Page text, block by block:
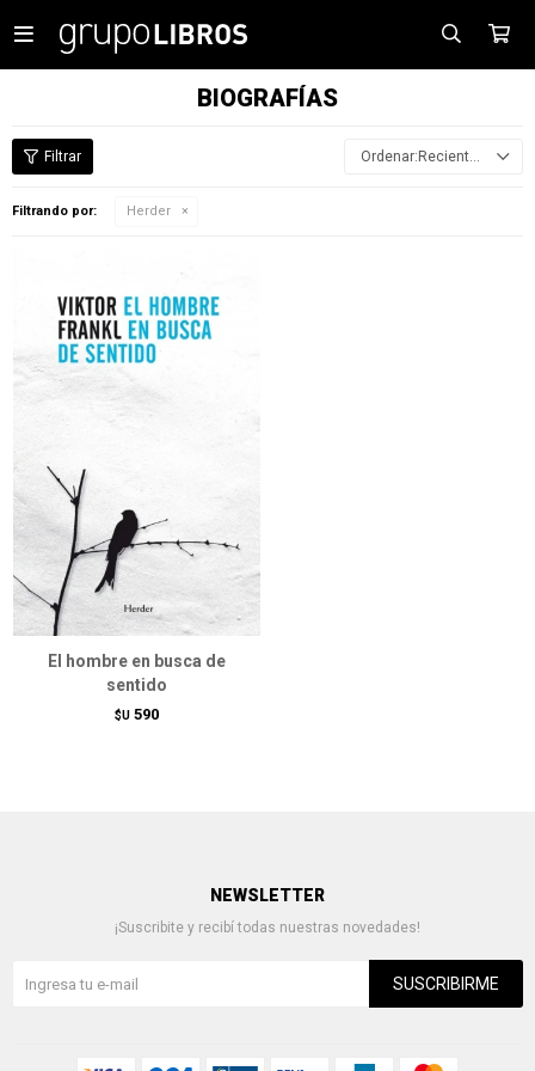

BIOGRAFÍAS
Recientes
Filtrando por: Herder
El hombre en busca de
sentido
$U 590
NEWSLETTER
¡Suscribite y recibí todas nuestras novedades!
SUSCRIBIRME